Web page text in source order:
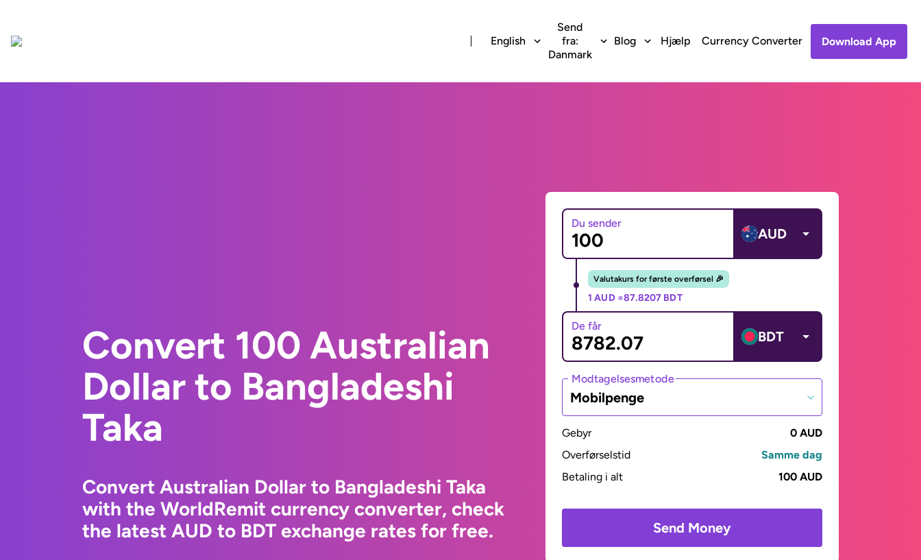
English
Send
fra:
Danmark
Blog Hjælp Currency Converter Download App
Convert 100 Australian
Dollar to Bangladeshi
Taka
Convert Australian Dollar to Bangladeshi Taka
with the WorldRemit currency converter, check
the latest AUD to BDT exchange rates for free.
Du sender
AUD
Valutakurs for første overførsel 🎉
1 AUD =87.8207 BDT
De får
BDT
Modtagelsesmetode
Mobilpenge
Gebyr
0 AUD
Overførselstid
Samme dag
Betaling i alt
100 AUD
Send Money